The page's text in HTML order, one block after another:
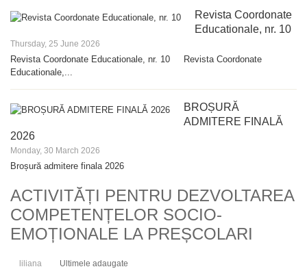
Revista Coordonate
Educationale, nr. 10
Thursday, 25 June 2026
Revista Coordonate Educationale, nr. 10 Revista Coordonate
Educationale,...
BROȘURĂ
ADMITERE FINALĂ
2026
Monday, 30 March 2026
Broșură admitere finala 2026
ACTIVITĂȚI PENTRU DEZVOLTAREA
COMPETENȚELOR SOCIO-
EMOȚIONALE LA PREȘCOLARI
liliana
Ultimele adaugate